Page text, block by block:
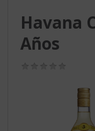
Havana
Años